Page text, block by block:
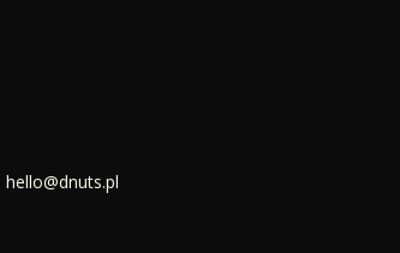
hello@dnuts.pl